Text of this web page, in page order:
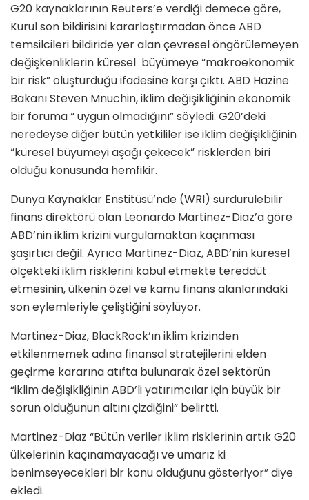
G20 kaynaklarının Reuters’e verdiği demece göre,
Kurul son bildirisini kararlaştırmadan önce ABD
temsilcileri bildiride yer alan çevresel öngörülemeyen
değişkenliklerin küresel büyümeye “makroekonomik
bir risk” oluşturduğu ifadesine karşı çıktı. ABD Hazine
Bakanı Steven Mnuchin, iklim değişikliğinin ekonomik
bir foruma “ uygun olmadığını” söyledi. G20’deki
neredeyse diğer bütün yetkililer ise iklim değişikliğinin
“küresel büyümeyi aşağı çekecek” risklerden biri
olduğu konusunda hemfikir.
Dünya Kaynaklar Enstitüsü’nde (WRI) sürdürülebilir
finans direktörü olan Leonardo Martinez-Diaz’a göre
ABD’nin iklim krizini vurgulamaktan kaçınması
şaşırtıcı değil. Ayrıca Martinez-Diaz, ABD’nin küresel
ölçekteki iklim risklerini kabul etmekte tereddüt
etmesinin, ülkenin özel ve kamu finans alanlarındaki
son eylemleriyle çeliştiğini söylüyor.
Martinez-Diaz, BlackRock’ın iklim krizinden
etkilenmemek adına finansal stratejilerini elden
geçirme kararına atıfta bulunarak özel sektörün
“iklim değişikliğinin ABD’li yatırımcılar için büyük bir
sorun olduğunun altını çizdiğini” belirtti.
Martinez-Diaz “Bütün veriler iklim risklerinin artık G20
ülkelerinin kaçınamayacağı ve umarız ki
benimseyecekleri bir konu olduğunu gösteriyor” diye
ekledi.